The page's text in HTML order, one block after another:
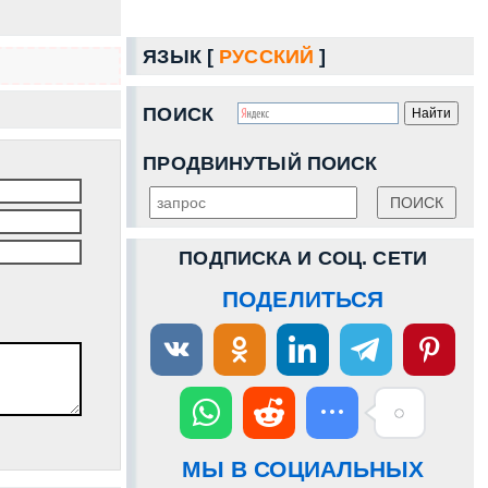
ЯЗЫК [ РУССКИЙ ]
ПОИСК
ПРОДВИНУТЫЙ ПОИСК
ПОДПИСКА И СОЦ. СЕТИ
ПОДЕЛИТЬСЯ
МЫ В СОЦИАЛЬНЫХ